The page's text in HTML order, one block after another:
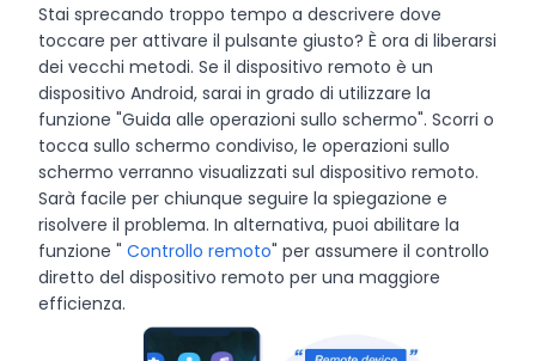
Stai sprecando troppo tempo a descrivere dove
toccare per attivare il pulsante giusto? È ora di liberarsi
dei vecchi metodi. Se il dispositivo remoto è un
dispositivo Android, sarai in grado di utilizzare la
funzione "Guida alle operazioni sullo schermo". Scorri o
tocca sullo schermo condiviso, le operazioni sullo
schermo verranno visualizzati sul dispositivo remoto.
Sarà facile per chiunque seguire la spiegazione e
risolvere il problema. In alternativa, puoi abilitare la
funzione " Controllo remoto" per assumere il controllo
diretto del dispositivo remoto per una maggiore
efficienza.